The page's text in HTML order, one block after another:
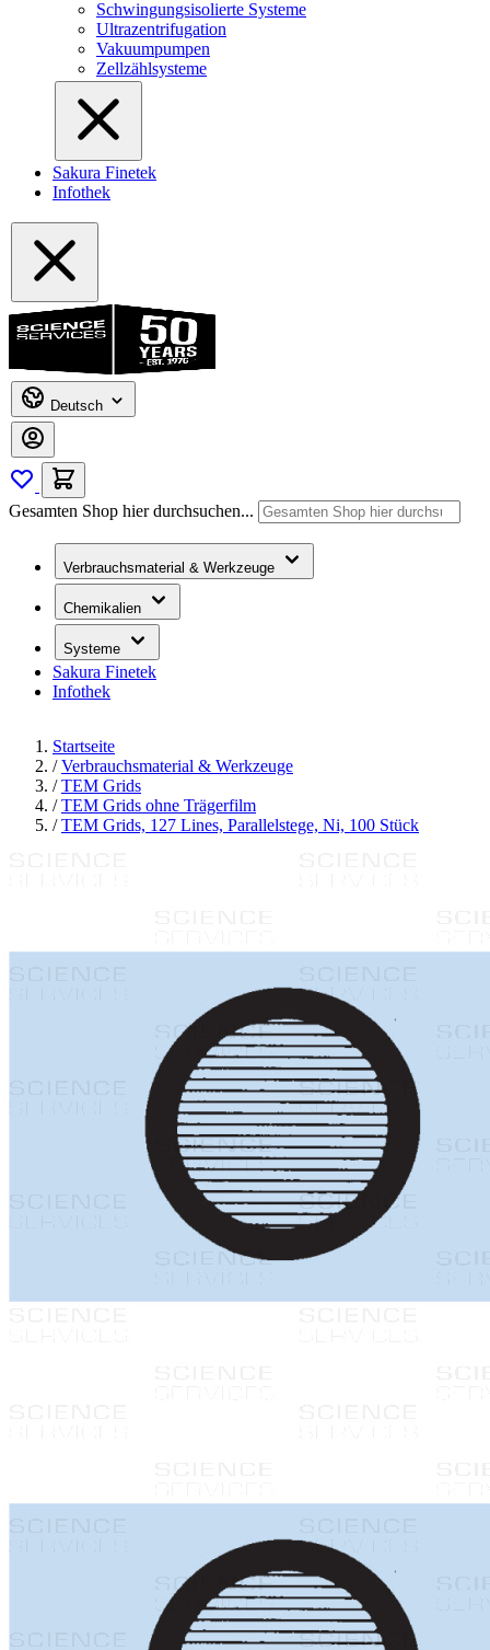
Schwingungsisolierte Systeme
Ultrazentrifugation
Vakuumpumpen
Zellzählsysteme
Sakura Finetek
Infothek
Deutsch
Gesamten Shop hier durchsuchen...
Verbrauchsmaterial & Werkzeuge
Chemikalien
Systeme
Sakura Finetek
Infothek
Startseite
/ Verbrauchsmaterial & Werkzeuge
/ TEM Grids
/ TEM Grids ohne Trägerfilm
/ TEM Grids, 127 Lines, Parallelstege, Ni, 100 Stück